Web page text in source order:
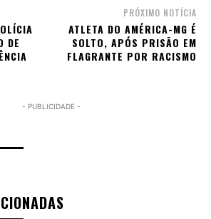
DE
PRÓXIMO NOTÍCIA
ATLETA DO AMÉRICA-MG É
SOLTO, APÓS PRISÃO EM
FLAGRANTE POR RACISMO
- PUBLICIDADE -